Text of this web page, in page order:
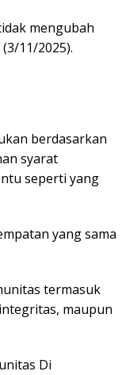
mengubah
11/2025).
berdasarkan
syarat
seperti yang
yang sama
termasuk
maupun
Di